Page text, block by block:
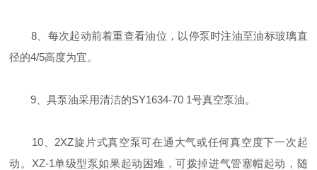
8、每次起动前着重查看油位，以停泵时注油至油标玻璃直
径的4/5高度为宜。
9、具泵油采用清洁的SY1634-70 1号真空泵油。
10、2XZ旋片式真空泵可在通大气或任何真空度下一次起
动。XZ-1单级型泵如果起动困难，可拨掉进气管塞帽起动，随